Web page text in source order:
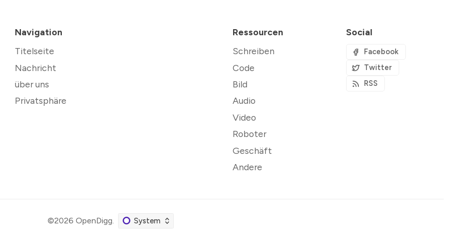
Navigation
Titelseite
Nachricht
über uns
Privatsphäre
Ressourcen
Schreiben
Code
Bild
Audio
Video
Roboter
Geschäft
Andere
Social
Facebook
Twitter
RSS
©2026 OpenDigg.